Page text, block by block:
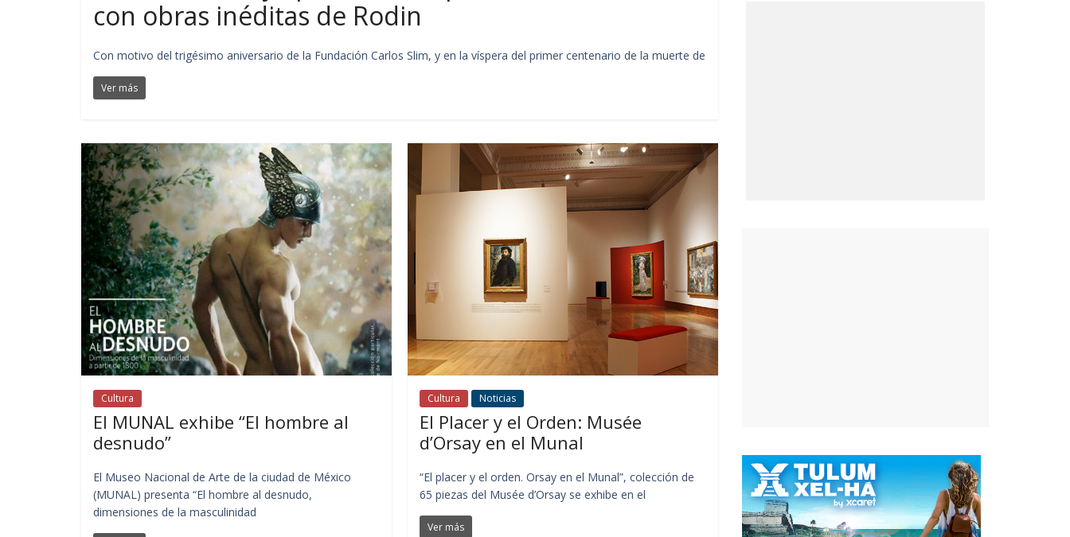
con obras inéditas de Rodin
Con motivo del trigésimo aniversario de la Fundación Carlos Slim, y en la víspera del primer centenario de la muerte de
Ver más
Cultura
El MUNAL exhibe “El hombre al
desnudo”
El Museo Nacional de Arte de la ciudad de México
(MUNAL) presenta “El hombre al desnudo,
dimensiones de la masculinidad
Cultura Noticias
El Placer y el Orden: Musée
d’Orsay en el Munal
“El placer y el orden. Orsay en el Munal”, colección de
65 piezas del Musée d’Orsay se exhibe en el
Ver más